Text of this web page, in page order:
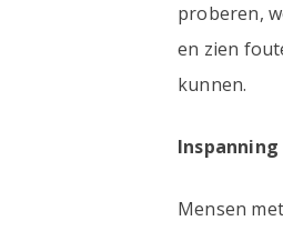
proberen,
en zien
kunnen.
Mensen